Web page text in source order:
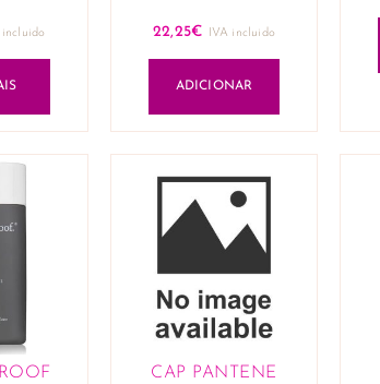
incluido 22,25€ IVA incluido
ADICIONAR
CAP PANTENE